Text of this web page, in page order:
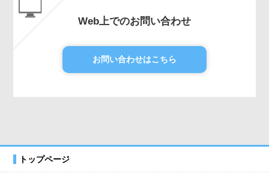
Web上でのお問い合わせ
お問い合わせはこちら
トップページ